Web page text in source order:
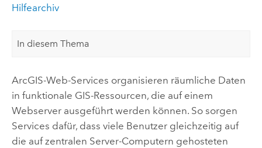
Hilfearchiv
In diesem Thema
ArcGIS-Web-Services organisieren räumliche Daten
in funktionale GIS-Ressourcen, die auf einem
Webserver ausgeführt werden können. So sorgen
Services dafür, dass viele Benutzer gleichzeitig auf
die auf zentralen Server-Computern gehosteten